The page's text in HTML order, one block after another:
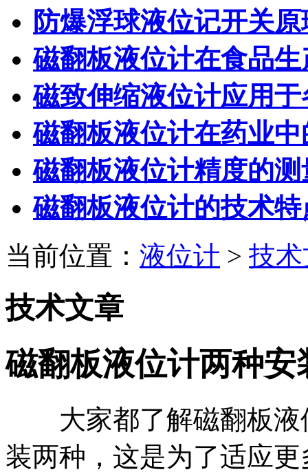
防爆浮球液位记开关
磁翻板液位计在食品
磁致伸缩液位计应用
磁翻板液位计在药业
磁翻板液位计精度的
磁翻板液位计的技术
当前位置： 液位计 > 技
技术文章
磁翻板液位计两种
大家都了解磁翻板液
装两种，这是为了适应